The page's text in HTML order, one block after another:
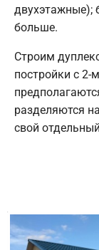
двухэтажные);
больше.
Строим
постройки с
разделяются
свой